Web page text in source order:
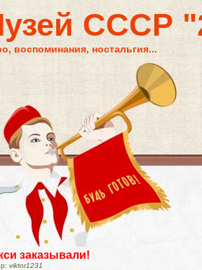
СССР
воспоминания, ностальгия...
заказывали!
viktor1231